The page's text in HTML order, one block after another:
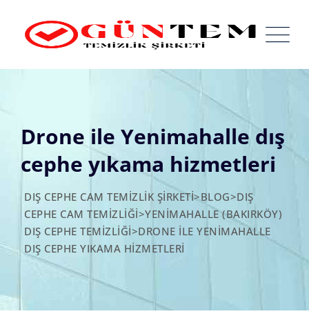
content
Drone ile Yenimahalle dış
cephe yıkama hizmetleri
DIŞ CEPHE CAM TEMIZLIK ŞIRKETI>BLOG>DIŞ
CEPHE CAM TEMIZLIĞI>YENIMAHALLE (BAKIRKÖY)
DIŞ CEPHE TEMIZLIĞI>DRONE ILE YENIMAHALLE
DIŞ CEPHE YIKAMA HIZMETLERI